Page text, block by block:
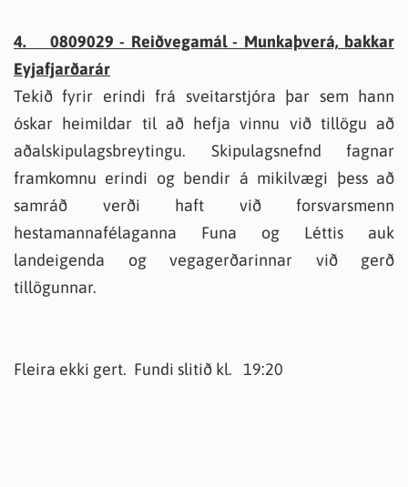
4. 0809029 - Reiðvegamál - Munkaþverá, bakkar
Eyjafjarðarár
Tekið fyrir erindi frá sveitarstjóra þar sem hann
óskar heimildar til að hefja vinnu við tillögu að
aðalskipulagsbreytingu. Skipulagsnefnd fagnar
framkomnu erindi og bendir á mikilvægi þess að
samráð verði haft við forsvarsmenn
hestamannafélaganna Funa og Léttis auk
landeigenda og vegagerðarinnar við gerð
tillögunnar.
Fleira ekki gert. Fundi slitið kl. 19:20